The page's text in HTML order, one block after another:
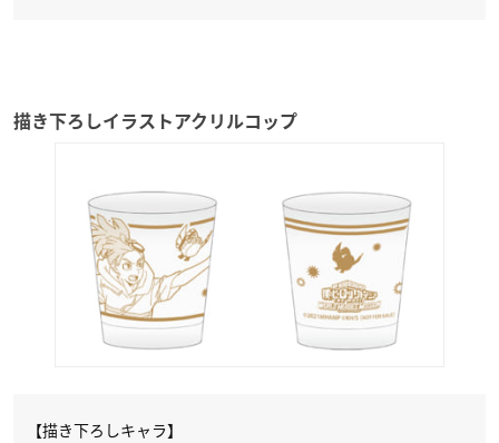
描き下ろしイラストアクリルコップ
【描き下ろしキャラ】